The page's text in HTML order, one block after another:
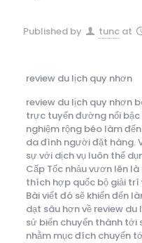
Published by tunc at
review du lịch quy nhơn
review du lịch quy nhơn
trực tuyến đường nổi bậc
nghiệm rộng béo làm
da đình người đặt hàng.
sự với dịch vụ luôn thể
Cấp Tốc nhảu vươn lên
thích hợp quốc bộ giải
Bài viết đó sẽ khiến đến
dạt sâu hơn về review
sử biến chuyển thành tới
nhằm mục đích chuyển